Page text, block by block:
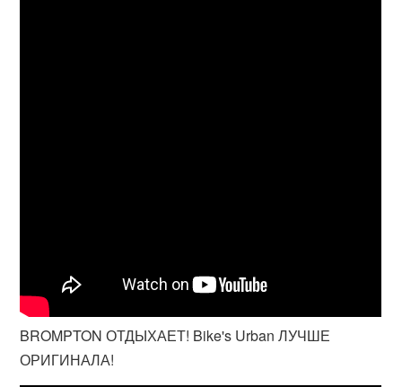
BROMPTON ОТДЫХАЕТ! Bike's Urban ЛУЧШЕ
ОРИГИНАЛА!